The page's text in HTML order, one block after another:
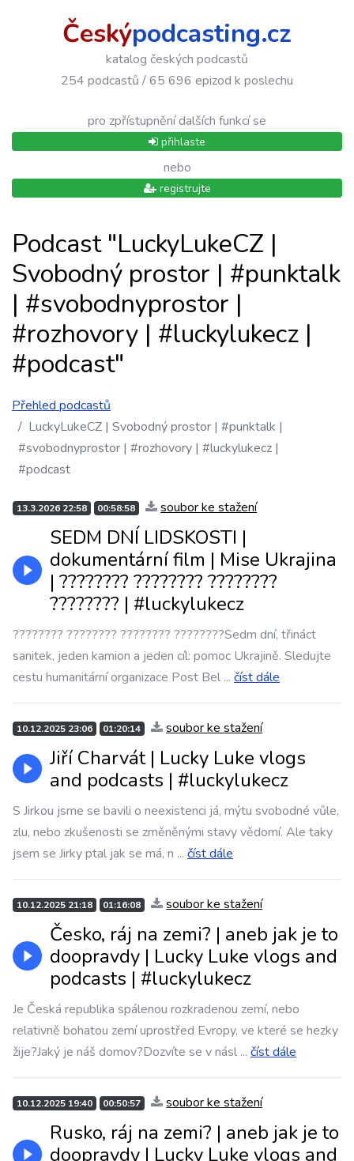
Českýpodcasting.cz
katalog českých podcastů
254 podcastů / 65 696 epizod k poslechu
pro zpřístupnění dalších funkcí se
přihlaste
nebo
registrujte
Podcast "LuckyLukeCZ |
Svobodný prostor | #punktalk
| #svobodnyprostor |
#rozhovory | #luckylukecz |
#podcast"
Přehled podcastů
LuckyLukeCZ | Svobodný prostor | #punktalk |
#svobodnyprostor | #rozhovory | #luckylukecz |
#podcast
13.3.2026 22:58 00:58:58 soubor ke stažení
SEDM DNÍ LIDSKOSTI |
dokumentární film | Mise Ukrajina
| ???????? ???????? ????????
???????? | #luckylukecz
???????? ???????? ???????? ????????Sedm dní, třináct
sanitek, jeden kamion a jeden cíl: pomoc Ukrajině. Sledujte
cestu humanitární organizace Post Bel ... číst dále
10.12.2025 23:06 01:20:14 soubor ke stažení
Jiří Charvát | Lucky Luke vlogs
and podcasts | #luckylukecz
S Jirkou jsme se bavili o neexistenci já, mýtu svobodné vůle,
zlu, nebo zkušenosti se změněnými stavy vědomí. Ale taky
jsem se Jirky ptal jak se má, n ... číst dále
10.12.2025 21:18 01:16:08 soubor ke stažení
Česko, ráj na zemi? | aneb jak je to
doopravdy | Lucky Luke vlogs and
podcasts | #luckylukecz
Je Česká republika spálenou rozkradenou zemí, nebo
relativně bohatou zemí uprostřed Evropy, ve které se hezky
žije?Jaký je náš domov?Dozvíte se v násl ... číst dále
10.12.2025 19:40 00:50:57 soubor ke stažení
Rusko, ráj na zemi? | aneb jak je to
doopravdy | Lucky Luke vlogs and